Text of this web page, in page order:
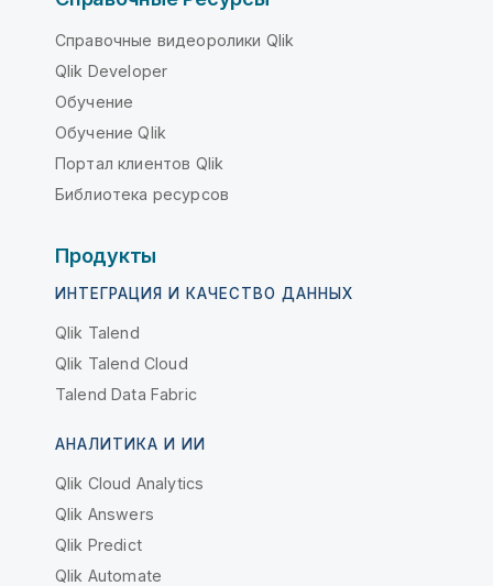
Справочные видеоролики Qlik
Qlik Developer
Обучение
Обучение Qlik
Портал клиентов Qlik
Библиотека ресурсов
Продукты
ИНТЕГРАЦИЯ И КАЧЕСТВО ДАННЫХ
Qlik Talend
Qlik Talend Cloud
Talend Data Fabric
АНАЛИТИКА И ИИ
Qlik Cloud Analytics
Qlik Answers
Qlik Predict
Qlik Automate